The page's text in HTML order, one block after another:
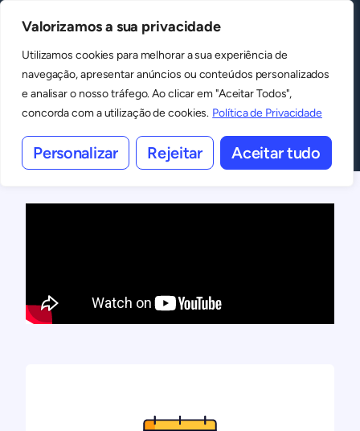
Valorizamos a sua privacidade
Utilizamos cookies para melhorar a sua experiência de
navegação, apresentar anúncios ou conteúdos personalizados
e analisar o nosso tráfego. Ao clicar em "Aceitar Todos",
concorda com a utilização de cookies. Política de Privacidade
Personalizar Rejeitar Aceitar tudo
MENU
Sobre nós
Descobre a nossa história